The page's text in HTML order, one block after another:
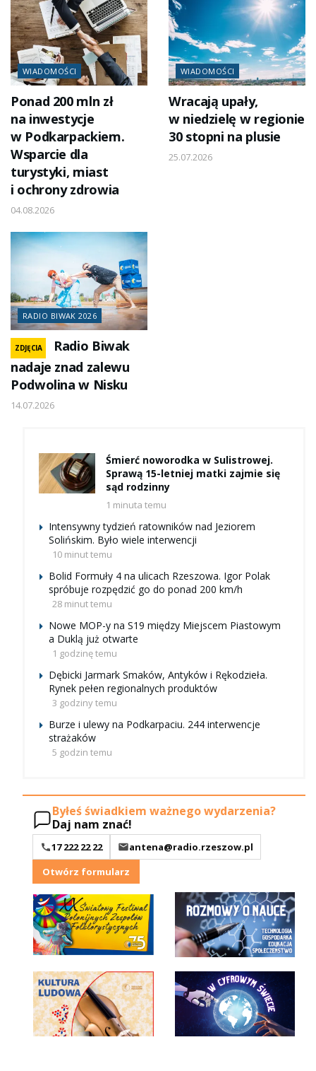
WIADOMOŚCI
Ponad 200 mln zł
na inwestycje
w Podkarpackiem.
Wsparcie dla
turystyki, miast
i ochrony zdrowia
04.08.2026
WIADOMOŚCI
Wracają upały,
w niedzielę w regionie
30 stopni na plusie
25.07.2026
RADIO BIWAK 2026
ZDJĘCIA
Radio Biwak
nadaje znad zalewu
Podwolina w Nisku
14.07.2026
Śmierć noworodka w Sulistrowej.
Sprawą 15-letniej matki zajmie się
sąd rodzinny
1 minuta temu
Intensywny tydzień ratowników nad Jeziorem
Solińskim. Było wiele interwencji
10 minut temu
Bolid Formuły 4 na ulicach Rzeszowa. Igor Polak
spróbuje rozpędzić go do ponad 200 km/h
28 minut temu
Nowe MOP-y na S19 między Miejscem Piastowym
a Duklą już otwarte
1 godzinę temu
Dębicki Jarmark Smaków, Antyków i Rękodzieła.
Rynek pełen regionalnych produktów
3 godziny temu
Burze i ulewy na Podkarpaciu. 244 interwencje
strażaków
5 godzin temu
Byłeś świadkiem ważnego wydarzenia?
Daj nam znać!
17 222 22 22
antena@radio.rzeszow.pl
Otwórz formularz